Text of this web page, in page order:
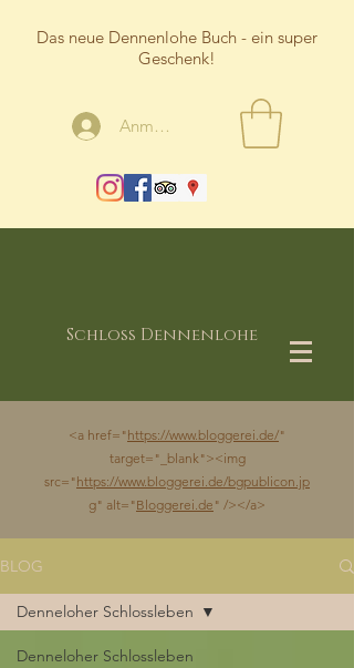
Das neue Dennenlohe Buch - ein super
Geschenk!
Anmelden
Schloss Dennenlohe
<a href="https://www.bloggerei.de/"
target="_blank"><img
src="https://www.bloggerei.de/bgpublicon.jp
g" alt="Bloggerei.de " /></a>
BLOG
Denneloher Schlossleben
Denneloher Schlossleben